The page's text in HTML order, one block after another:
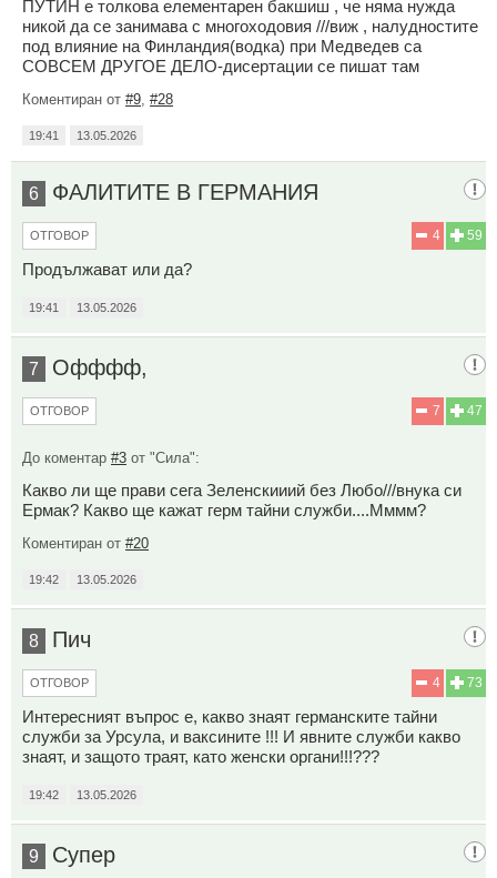
ПУТИН е толкова елементарен бакшиш , че няма нужда
никой да се занимава с многоходовия ///виж , налудностите
под влияние на Финландия(водка) при Медведев са
СОВСЕМ ДРУГОЕ ДЕЛО-дисертации се пишат там
Коментиран от #9 #28
19:41 13.05.2026
6 ФАЛИТИТЕ В ГЕРМАНИЯ
59
4
ОТГОВОР
Продължават или да?
19:41 13.05.2026
7 Офффф,
47
7
ОТГОВОР
До коментар #3 от "Сила":
Какво ли ще прави сега Зеленскииий без Любо///внука си
Ермак? Какво ще кажат герм тайни служби....Мммм?
Коментиран от #20
19:42 13.05.2026
8 Пич
73
4
ОТГОВОР
Интересният въпрос е, какво знаят германските тайни
служби за Урсула, и ваксините !!! И явните служби какво
знаят, и защото траят, като женски органи!!!???
19:42 13.05.2026
9 Супер